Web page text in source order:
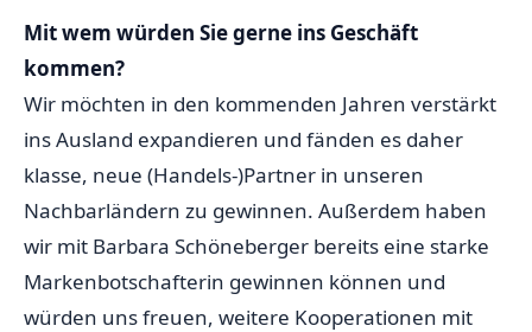
Mit wem würden Sie gerne ins Geschäft
kommen?
Wir möchten in den kommenden Jahren verstärkt
ins Ausland expandieren und fänden es daher
klasse, neue (Handels-)Partner in unseren
Nachbarländern zu gewinnen. Außerdem haben
wir mit Barbara Schöneberger bereits eine starke
Markenbotschafterin gewinnen können und
würden uns freuen, weitere Kooperationen mit